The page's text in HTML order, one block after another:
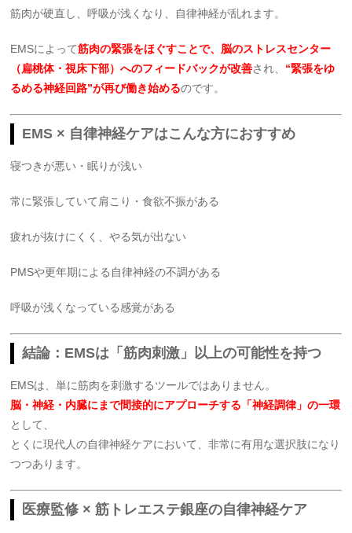
筋肉が硬直し、呼吸が浅くなり、自律神経が乱れます。
EMSによって筋肉の緊張をほぐすことで、脳のストレスセンター
（扁桃体・視床下部）へのフィードバックが改善され、 “緊張をゆ
るめる神経回路”が再び働き始めるのです。
EMS × 自律神経ケアはこんな方におすすめ
寝つきが悪い・眠りが浅い
常に緊張していて肩こり・食欲不振がある
疲れが抜けにくく、やる気が出ない
PMSや更年期による自律神経の不調がある
呼吸が浅くなっている感覚がある
結論：EMSは「筋肉刺激」以上の可能性を持つ
EMSは、単に筋肉を刺激するツールではありません。
脳・神経・内臓にまで間接的にアプローチする「神経調律」の一環
として、
とくに現代人の自律神経ケアにおいて、非常に有用な選択肢になり
つつあります。
医療監修 × 筋トレエステ銀座の自律神経ケア